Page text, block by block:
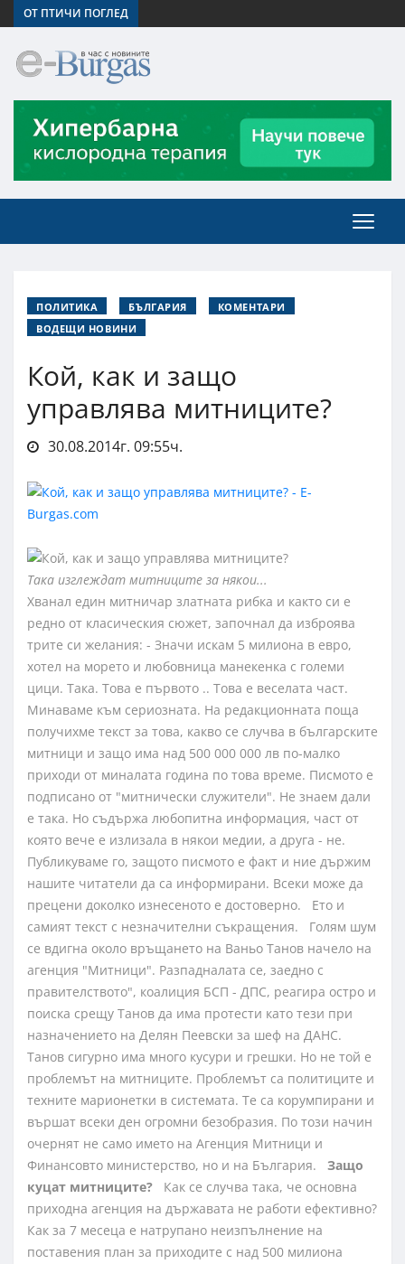
ОТ ПТИЧИ ПОГЛЕД
ПОЛИТИКА БЪЛГАРИЯ
КОМЕНТАРИ
ВОДЕЩИ НОВИНИ
Кой, как и защо
управлява митниците?
30.08.2014г. 09:55ч.
Така изглеждат митниците за някои...
Хванал един митничар златната рибка и както си е
редно от класическия сюжет, започнал да изброява
трите си желания: - Значи искам 5 милиона в евро,
хотел на морето и любовница манекенка с големи
цици. Така. Това е първото .. Това е веселата част.
Минаваме към сериозната. На редакционната поща
получихме текст за това, какво се случва в българските
митници и защо има над 500 000 000 лв по-малко
приходи от миналата година по това време. Писмото е
подписано от "митнически служители". Не знаем дали
е така. Но съдържа любопитна информация, част от
която вече е излизала в някои медии, а друга - не.
Публикуваме го, защото писмото е факт и ние държим
нашите читатели да са информирани. Всеки може да
прецени доколко изнесеното е достоверно. Ето и
самият текст с незначителни съкращения. Голям шум
се вдигна около връщането на Ваньо Танов начело на
агенция "Митници". Разпадналата се, заедно с
правителството", коалиция БСП - ДПС, реагира остро и
поиска срещу Танов да има протести като тези при
назначението на Делян Пеевски за шеф на ДАНС.
Танов сигурно има много кусури и грешки. Но не той е
проблемът на митниците. Проблемът са политиците и
техните марионетки в системата. Те са корумпирани и
вършат всеки ден огромни безобразия. По този начин
очернят не само името на Агенция Митници и
Финансовто министерство, но и на България. Защо
куцат митниците? Как се случва така, че основна
приходна агенция на държавата не работи ефективно?
Как за 7 месеца е натрупано неизпълнение на
поставения план за приходите с над 500 милиона